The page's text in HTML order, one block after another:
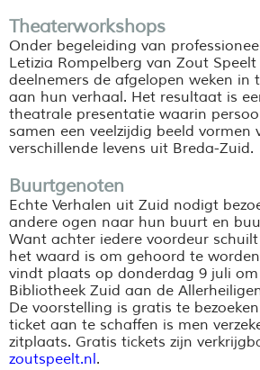
Theaterworkshops
Onder begeleiding van
Letizia Rompelberg van Zout
deelnemers de afgelopen weken in
aan hun verhaal. Het resultaat is
theatrale presentatie waarin
samen een veelzijdig beeld vormen
verschillende levens uit Breda-Zuid.
Buurtgenoten
Echte Verhalen uit Zuid nodigt
andere ogen naar hun buurt en
Want achter iedere voordeur
het waard is om gehoord te
vindt plaats op donderdag 9 juli om
Bibliotheek Zuid aan de
De voorstelling is gratis te
ticket aan te schaffen is men
zitplaats. Gratis tickets zijn
zoutspeelt.nl.